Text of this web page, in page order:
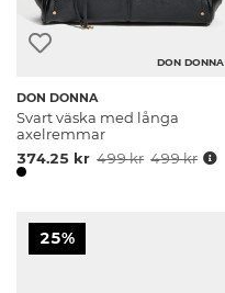
DON DONNA
DON DONNA
Svart väska med långa
axelremmar
374.25 kr 499 kr 499 kr
25%